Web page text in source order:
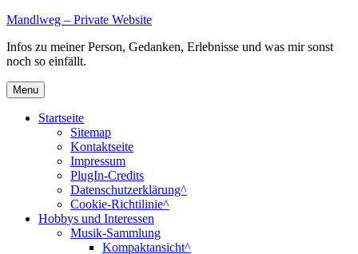
Skip
content
Mandlweg – Private Website
Infos zu meiner Person, Gedanken, Erlebnisse und was mir sonst
noch so einfällt.
Menu
Startseite
Sitemap
Kontaktseite
Impressum
PlugIn-Credits
Datenschutzerklärung^
Cookie-Richtilinie^
Hobbys und Interessen
Musik-Sammlung
Kompaktansicht^